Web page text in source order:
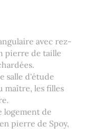
avec rez-
pierre de taille
salle d'étude
maître, les filles
logement de
pierre de Spoy,